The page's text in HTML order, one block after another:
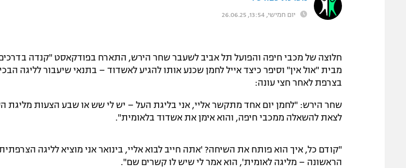
יום חמישי, 13:54, 26.06.25
חלוצה של מכבי חיפה והפועל תל אביב לשעבר שחר הירש, התארח בפודקאסט "קנדה
מבית "אול אין" וסיפר כיצד אייל לחמן שכנע אותו להגיע לאשדוד – בתנאי שיעבור לליגה
בצרפת לאחר חצי עונה:
שחר הירש: "לחמן יום אחד מתקשר אליי, אני בליגת העל – יש לי שש או שבע הצעות מליגת
לצאת להשאלה ממכבי חיפה, והוא אימן את אשדוד בלאומית".
"קודם כל, איך הוא פותח את השיחה? 'אתה חייב לבוא אליי, בינואר אני מוציא לליגה
הראשונה – מליגה לאומית', הוא אמר לי שיש לו קשרים שם".